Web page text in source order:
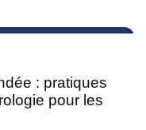
: pratiques
pour les